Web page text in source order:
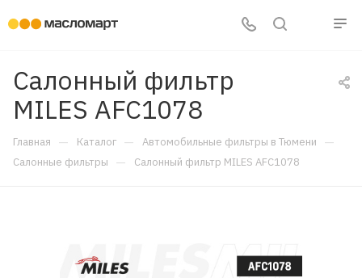
Салонный фильтр
MILES AFC1078
Главная — Каталог — Автомобильные фильтры в Тюмени —
Салонные фильтры — Салонный фильтр MILES AFC1078